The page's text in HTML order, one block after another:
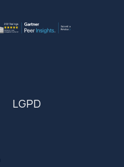
LGPD